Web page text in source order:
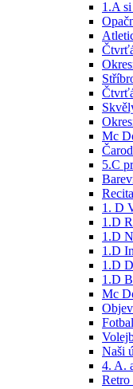
1.A
Mc
5.C
1. D
1.D
1.D
1.D
1.D
1.D
Mc
Naši
4. A.
Retro